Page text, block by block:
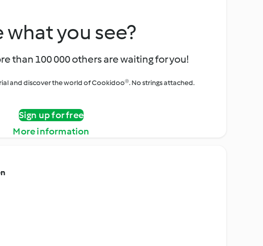
what you see?
than 100 000 others are waiting for you!
and discover the world of Cookidoo®. No strings attached.
Sign up for free
More information